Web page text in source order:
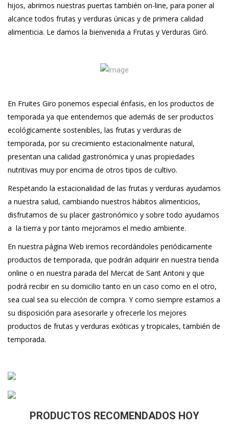
hijos, abrimos nuestras puertas también on-line, para poner al
alcance todos frutas y verduras únicas y de primera calidad
alimenticia. Le damos la bienvenida a Frutas y Verduras Giró.
En Fruites Giro ponemos especial énfasis, en los productos de
temporada ya que entendemos que además de ser productos
ecológicamente sostenibles, las frutas y verduras de
temporada, por su crecimiento estacionalmente natural,
presentan una calidad gastronómica y unas propiedades
nutritivas muy por encima de otros tipos de cultivo.
Respetando la estacionalidad de las frutas y verduras ayudamos
a nuestra salud, cambiando nuestros hábitos alimenticios,
disfrutamos de su placer gastronómico y sobre todo ayudamos
a la tierra y por tanto mejoramos el medio ambiente.
En nuestra página Web iremos recordándoles periódicamente
productos de temporada, que podrán adquirir en nuestra tienda
online o en nuestra parada del Mercat de Sant Antoni y que
podrá recibir en su domicilio tanto en un caso como en el otro,
sea cual sea su elección de compra. Y como siempre estamos a
su disposición para asesorarle y ofrecerle los mejores
productos de frutas y verduras exóticas y tropicales, también de
temporada.
PRODUCTOS RECOMENDADOS HOY